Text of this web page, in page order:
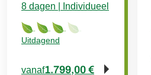
Uitdagend
8 dagen | Individueel
vanaf1.799,00 €